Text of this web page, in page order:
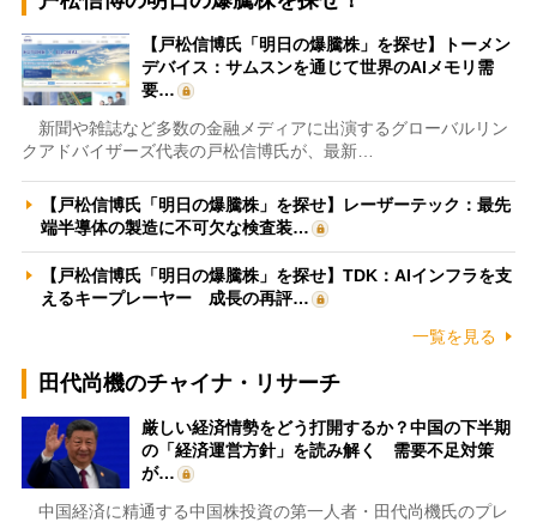
【戸松信博氏「明日の爆騰株」を探せ】トーメン
デバイス：サムスンを通じて世界のAIメモリ需
要…
新聞や雑誌など多数の金融メディアに出演するグローバルリン
クアドバイザーズ代表の戸松信博氏が、最新…
【戸松信博氏「明日の爆騰株」を探せ】レーザーテック：最先
端半導体の製造に不可欠な検査装…
【戸松信博氏「明日の爆騰株」を探せ】TDK：AIインフラを支
えるキープレーヤー 成長の再評…
一覧を見る
田代尚機のチャイナ・リサーチ
厳しい経済情勢をどう打開するか？中国の下半期
の「経済運営方針」を読み解く 需要不足対策
が…
中国経済に精通する中国株投資の第一人者・田代尚機氏のプレ